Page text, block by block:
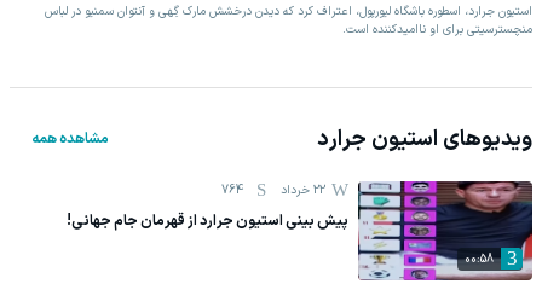
استیون جرارد، اسطوره باشگاه لیورپول، اعتراف کرد که دیدن درخشش مارک گِهی و آنتوان سمنیو در لباس
منچسترسیتی برای او ناامیدکننده است.
ویدیوهای استیون جرارد مشاهده همه
00:58
22 خرداد 764
پیش بینی استیون جرارد از قهرمان جام جهانی!